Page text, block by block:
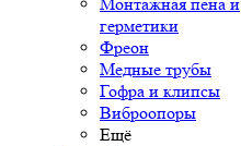
герметики
Фреон
Медные трубы
Гофра и клипсы
Виброопоры
Ещё